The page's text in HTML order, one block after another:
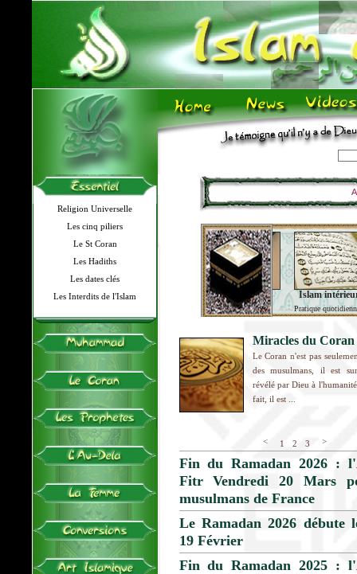
Religion Universelle
Les cinq piliers
Le St Coran
Les Hadiths
Les dates clés
Les Interdits de l'Islam
Dossier du Mois Vidéothèque "Ses miracles"
"Personnages Coran"
Islam
Pratique
Miracles du Coran
Le Coran n'est pas
des musulmans, il est
révélé par Dieu à
fait, il est ...
1 2 3
< >
Fin du Ramadan 2026 :
Fitr Vendredi 20 Mars
musulmans de France
Le Ramadan 2026 débute
19 Février
Fin du Ramadan 2025 :